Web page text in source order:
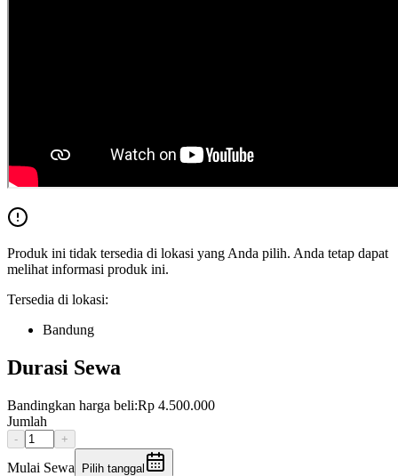
Produk ini tidak tersedia di lokasi yang Anda pilih. Anda tetap dapat
melihat informasi produk ini.
Tersedia di lokasi:
Bandung
Durasi Sewa
Bandingkan harga beli:Rp 4.500.000
Jumlah
- +
Mulai Sewa Pilih tanggal